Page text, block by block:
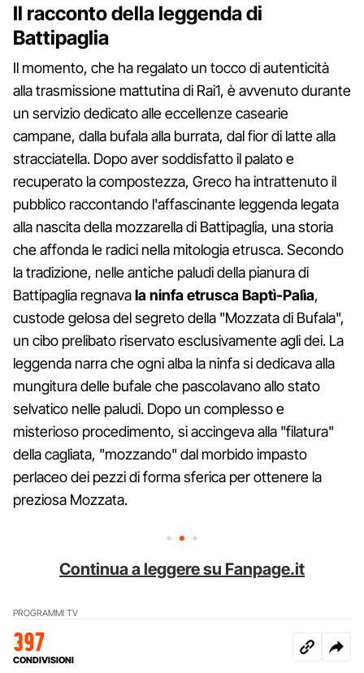
Il racconto della leggenda di
Battipaglia
Il momento, che ha regalato un tocco di autenticità
alla trasmissione mattutina di Rai1, è avvenuto durante
un servizio dedicato alle eccellenze casearie
campane, dalla bufala alla burrata, dal fior di latte alla
stracciatella. Dopo aver soddisfatto il palato e
recuperato la compostezza, Greco ha intrattenuto il
pubblico raccontando l'affascinante leggenda legata
alla nascita della mozzarella di Battipaglia, una storia
che affonda le radici nella mitologia etrusca. Secondo
la tradizione, nelle antiche paludi della pianura di
Battipaglia regnavala ninfa etrusca Baptì-Palìa,
custode gelosa del segreto della "Mozzata di Bufala",
un cibo prelibato riservato esclusivamente agli dei. La
leggenda narra che ogni alba la ninfa si dedicava alla
mungitura delle bufale che pascolavano allo stato
selvatico nelle paludi. Dopo un complesso e
misterioso procedimento, si accingeva alla "filatura"
della cagliata, "mozzando" dal morbido impasto
perlaceo dei pezzi di forma sferica per ottenere la
preziosa Mozzata.
Continua a leggere su Fanpage.it
PROGRAMMI TV
397
CONDIVISIONI